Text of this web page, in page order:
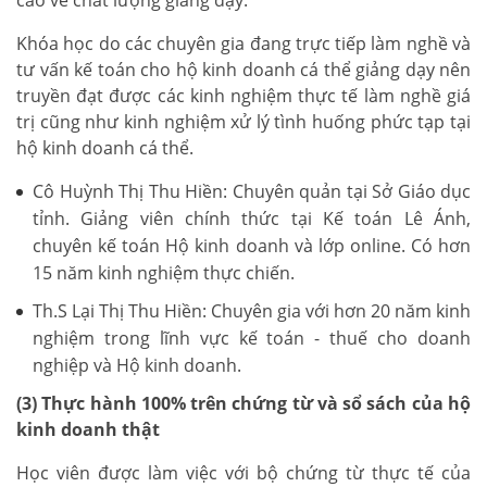
Khóa học do các chuyên gia đang trực tiếp làm nghề và
tư vấn kế toán cho hộ kinh doanh cá thể giảng dạy nên
truyền đạt được các kinh nghiệm thực tế làm nghề giá
trị cũng như kinh nghiệm xử lý tình huống phức tạp tại
hộ kinh doanh cá thể.
Cô Huỳnh Thị Thu Hiền: Chuyên quản tại Sở Giáo dục
tỉnh. Giảng viên chính thức tại Kế toán Lê Ánh,
chuyên kế toán Hộ kinh doanh và lớp online. Có hơn
15 năm kinh nghiệm thực chiến.
Th.S Lại Thị Thu Hiền: Chuyên gia với hơn 20 năm kinh
nghiệm trong lĩnh vực kế toán - thuế cho doanh
nghiệp và Hộ kinh doanh.
(3) Thực hành 100% trên chứng từ và sổ sách của hộ
kinh doanh thật
Học viên được làm việc với bộ chứng từ thực tế của